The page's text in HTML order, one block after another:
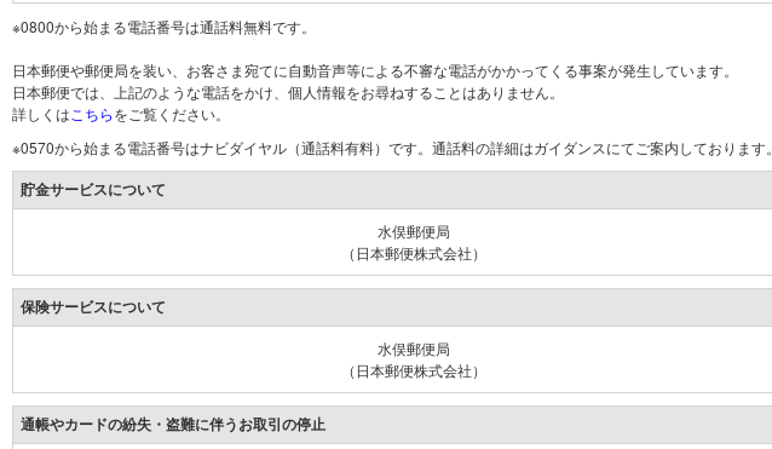
※0800から始まる電話番号は通話料無料です。
日本郵便や郵便局を装い、お客さま宛てに自動音声等による不審な電話がかかってくる事案が発生しています。
日本郵便では、上記のような電話をかけ、個人情報をお尋ねすることはありません。
詳しくは こちらをご覧ください。
※0570から始まる電話番号はナビダイヤル（通話料有料）です。通話料の詳細はガイダンスにてご案内しております。
貯金サービスについて
水俣郵便局
（日本郵便株式会社）
保険サービスについて
水俣郵便局
（日本郵便株式会社）
通帳やカードの紛失・盗難に伴うお取引の停止